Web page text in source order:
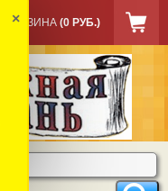
КОРЗИНА (0 РУБ.)
×